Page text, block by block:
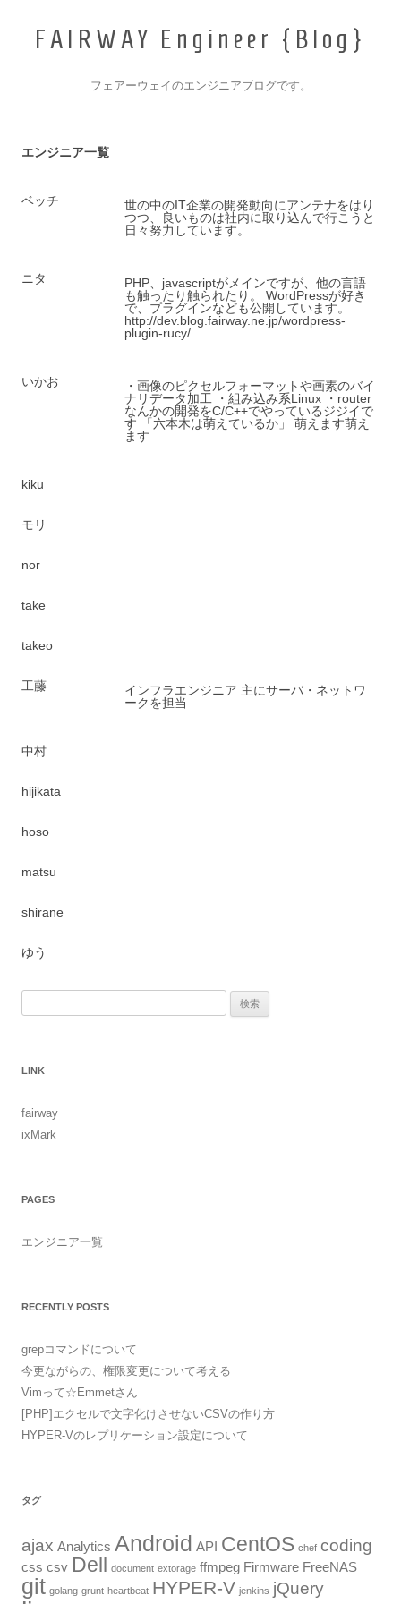
FAIRWAY Engineer {Blog}_
フェアーウェイのエンジニアブログです。
エンジニア一覧
ベッチ
世の中のIT企業の開発動向にアンテナをはり
つつ、良いものは社内に取り込んで行こうと
日々努力しています。
ニタ
PHP、javascriptがメインですが、他の言語
も触ったり触られたり。 WordPressが好き
で、プラグインなども公開しています。
http://dev.blog.fairway.ne.jp/wordpress-
plugin-rucy/
いかお
・画像のピクセルフォーマットや画素のバイ
ナリデータ加工 ・組み込み系Linux ・router
なんかの開発をC/C++でやっているジジイで
す 「六本木は萌えているか」 萌えます萌え
ます
kiku
モリ
nor
take
takeo
工藤
インフラエンジニア 主にサーバ・ネットワ
ークを担当
中村
hijikata
hoso
matsu
shirane
ゆう
LINK
fairway
ixMark
PAGES
エンジニア一覧
RECENTLY POSTS
grepコマンドについて
今更ながらの、権限変更について考える
Vimって☆Emmetさん
[PHP]エクセルで文字化けさせないCSVの作り方
HYPER-Vのレプリケーション設定について
タグ
ajax Analytics Android API CentOS chef coding
css csv Dell document extorage ffmpeg Firmware FreeNAS
git golang grunt heartbeat HYPER-V jenkins jQuery